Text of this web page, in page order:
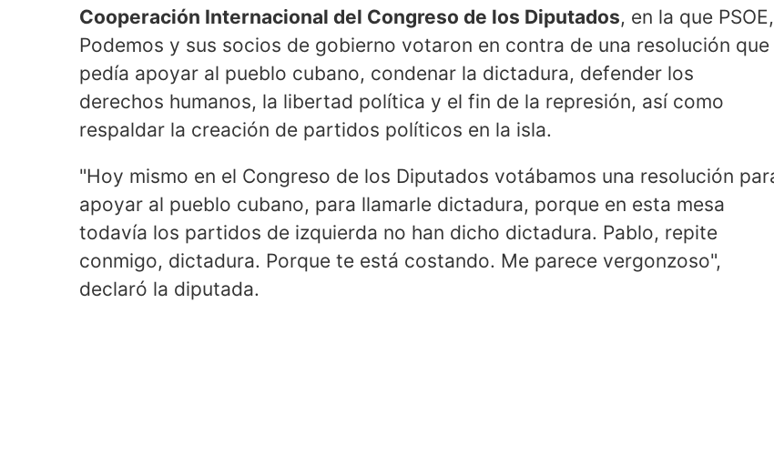
Cooperación Internacional del Congreso de los Diputados, en la que PSOE,
Podemos y sus socios de gobierno votaron en contra de una resolución que
pedía apoyar al pueblo cubano, condenar la dictadura, defender los
derechos humanos, la libertad política y el fin de la represión, así como
respaldar la creación de partidos políticos en la isla.
"Hoy mismo en el Congreso de los Diputados votábamos una resolución
apoyar al pueblo cubano, para llamarle dictadura, porque en esta mesa
todavía los partidos de izquierda no han dicho dictadura. Pablo, repite
conmigo, dictadura. Porque te está costando. Me parece vergonzoso",
declaró la diputada.